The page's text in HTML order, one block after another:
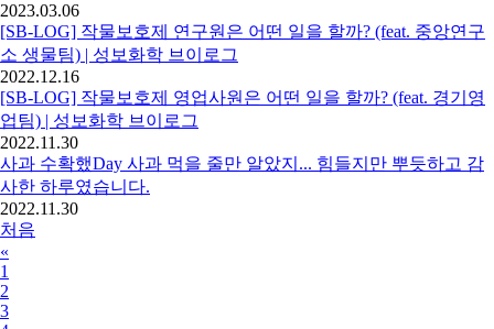
2023.03.06
[SB-LOG] 작물보호제 연구원은 어떤 일을 할까? (feat. 중앙연구
소 생물팀) | 성보화학 브이로그
2022.12.16
[SB-LOG] 작물보호제 영업사원은 어떤 일을 할까? (feat. 경기영
업팀) | 성보화학 브이로그
2022.11.30
사과 수확했Day 사과 먹을 줄만 알았지... 힘들지만 뿌듯하고 감
사한 하루였습니다.
2022.11.30
처음
«
1
2
3